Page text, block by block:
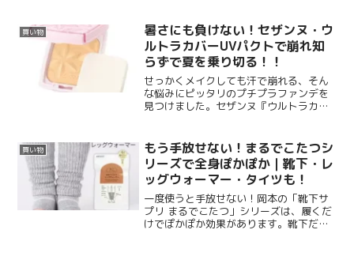
間バッテリーなど、使ってみたらわかる
便利さ満載です。
買い物
暑さにも負けない！セザンヌ・ウ
ルトラカバーUVパクトで崩れ知
らずで夏を乗り切る！！
せっかくメイクしても汗で崩れる、そん
な悩みにピッタリのプチプラファンデを
見つけました。セザンヌ『ウルトラカバ
燥やくすみ、毛穴悩みに寄り添う保湿成
分たっぷりのパウダーです。880円（税
込）という手頃な価格も嬉しいポイン
ト。
買い物
もう手放せない！まるでこたつシ
リーズで全身ぽかぽか｜靴下・レ
ッグウォーマー・タイツも！
一度使うと手放せない！岡本の「靴下サ
プリ まるでこたつ」シリーズは、履くだ
けでぽかぽか効果があります。靴下だけ